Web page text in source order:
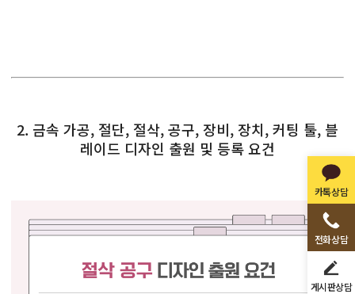
카톡상담
전화상담
게시판상담
2. 금속 가공, 절단, 절삭, 공구, 장비, 장치, 커팅 툴, 블
레이드 디자인 출원 및 등록 요건